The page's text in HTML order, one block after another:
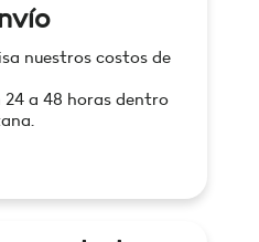
nuestros costos de
24 a 48 horas dentro